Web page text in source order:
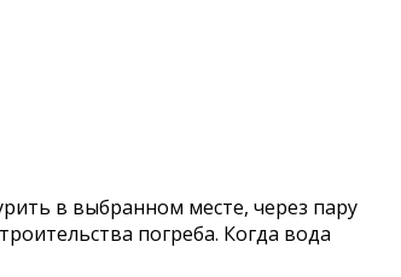
в выбранном месте, через пару
погреба. Когда вода